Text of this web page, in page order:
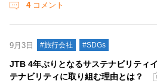
4コメント
9月3日 #旅行会社 #SDGs
JTB 4年ぶりとなるサステナビリティ
テナビリティに取り組む理由とは？